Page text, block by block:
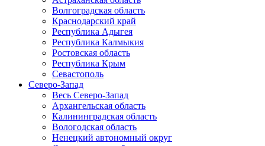
Волгоградская область
Краснодарский край
Республика Адыгея
Республика Калмыкия
Ростовская область
Республика Крым
Севастополь
Северо-Запад
Весь Северо-Запад
Архангельская область
Калининградская область
Вологодская область
Ненецкий автономный округ